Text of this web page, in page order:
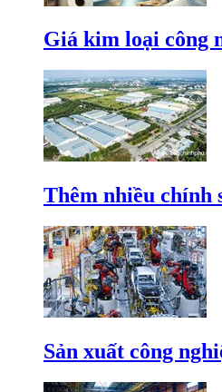
Giá kim loại công
Thêm nhiều chính
Sản xuất công